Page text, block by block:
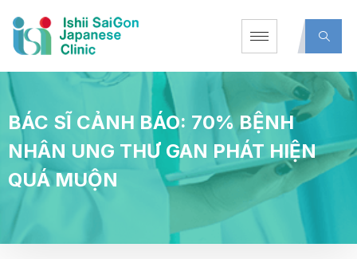
BÁC SĨ CẢNH BÁO: 70% BỆNH
NHÂN UNG THƯ GAN PHÁT HIỆN
QUÁ MUỘN